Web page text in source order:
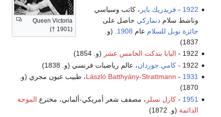
Queen Victoria
(† 1901)
1922
- فريدريك باير ، كاتب وسياسي
وناشط سلامدنماركي حاصل على
جائزة نوبل للسلام عام 1908 . (و.
1837)
1922 -
البابا بندكت الخامس عشر (و. 1854)
1922 -
كامي جوردان، عالم رياضيات فرنسي (و. 1838)
1931
-
László Batthyány-Strattmann، طبيب عيون مجري (و.
1870)
1951
-كارل نسلر ، مصفف شعر أمريكي-ألماني، مخترع الموجة
الدائمة (و. 1872)